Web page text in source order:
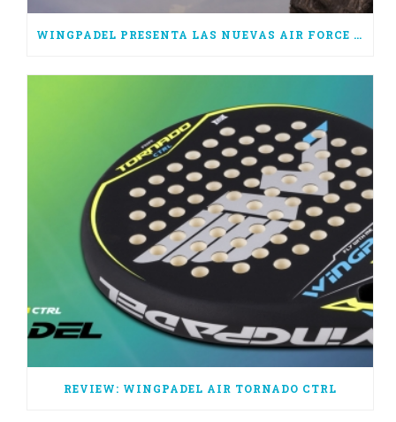
WINGPADEL PRESENTA LAS NUEVAS AIR FORCE 3.0
REVIEW: WINGPADEL AIR TORNADO CTRL